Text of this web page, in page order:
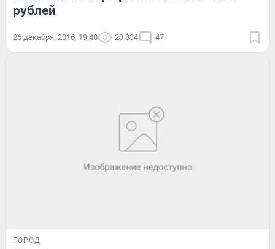
рублей
26 декабря, 2016, 19:40 23 834 47
ГОРОД